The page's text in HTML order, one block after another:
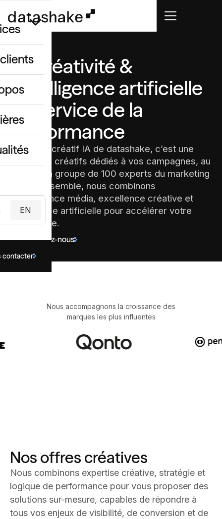
créatif IA
EN
contacter
La créativité &
l'intelligence artificielle
au service de la
performance
Le studio créatif IA de datashake, c’est une
équipe de créatifs dédiés à vos campagnes, au
cœur d’un groupe de 100 experts du marketing
digital. Ensemble, nous combinons
performance média, excellence créative et
intelligence artificielle pour accélérer votre
croissance.
Contactez-nous
Nous accompagnons la croissance des
marques les plus influentes
Nos offres créatives
Nous combinons expertise créative, stratégie et
logique de performance pour vous proposer des
solutions sur-mesure, capables de répondre à
tous vos enjeux de visibilité, de conversion et de